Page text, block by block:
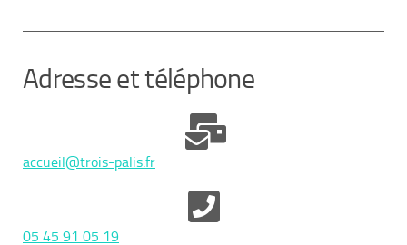
Adresse et téléphone
accueil@trois-palis.fr
05 45 91 05 19